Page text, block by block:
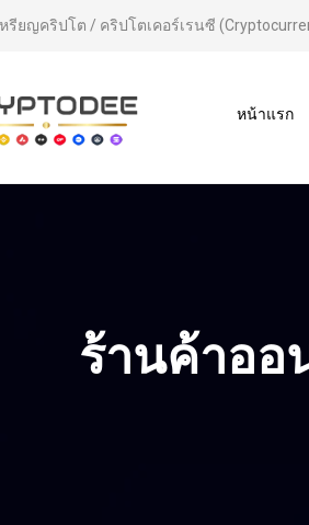
รียญคริปโต / คริปโตเคอร์เรนซี
หน้าแรก
ร้านค้าออ